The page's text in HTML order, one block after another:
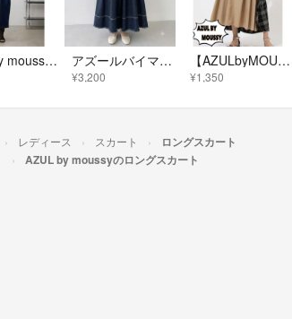
AZUL by moussy デニム ロングスカート アズールバイマウジー ジップアップ フリンジ デニム フレア スカート ロング
¥3,200
【AZULbyMOUSSY】 チェック アシンメントリー フレアースカート
¥1,350
レディース スカート ロングスカート
AZUL by moussyのロングスカート